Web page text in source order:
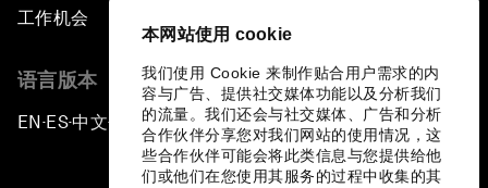
本网站使用 cookie
我们使用 Cookie 来制作贴合用户需求的内
容与广告、提供社交媒体功能以及分析我们
的流量。我们还会与社交媒体、广告和分析
合作伙伴分享您对我们网站的使用情况，这
些合作伙伴可能会将此类信息与您提供给他
们或他们在您使用其服务的过程中收集的其
工作机会
语言版本
EN ▪ES▪中文▪ 日本語